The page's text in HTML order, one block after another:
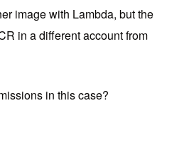
image with Lambda, but the
in a different account from
in this case?